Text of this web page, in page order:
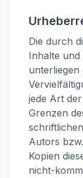
Die durch
Inhalte und
unterliegen
jede Art
Grenzen
Autors
Kopien
nicht-